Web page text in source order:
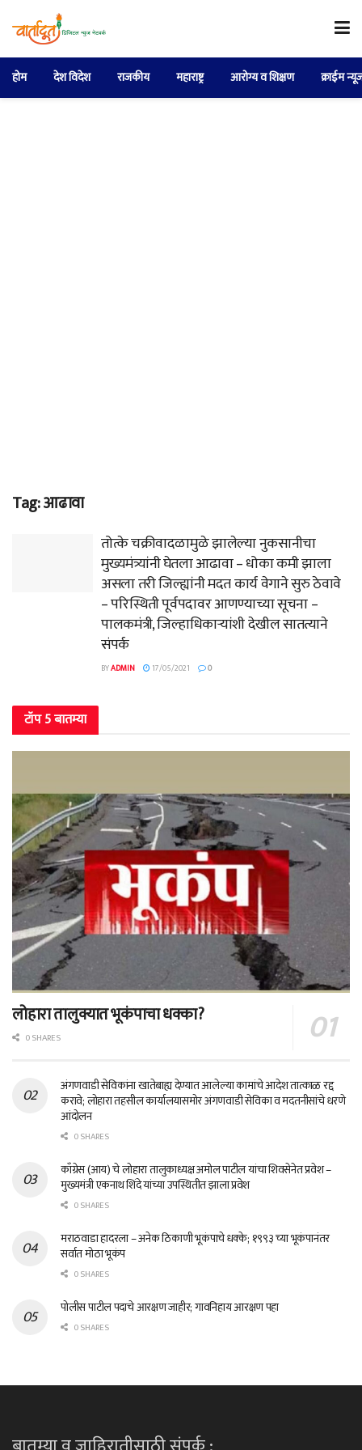
होम देश विदेश राजकीय महाराष्ट्र आरोग्य व शिक्षण क्राईम
Tag:आढावा
तोत्के चक्रीवादळामुळे झालेल्या नुकसानीचा
मुख्यमंत्र्यांनी घेतला आढावा – धोका कमी झाला
असला तरी जिल्ह्यांनी मदत कार्य वेगाने सुरु ठेवावे
– परिस्थिती पूर्वपदावर आणण्याच्या सूचना –
पालकमंत्री, जिल्हाधिकाऱ्यांशी देखील सातत्याने
संपर्क
BYADMIN 17/05/2021 0
टॉप 5 बातम्या
लोहारा तालुक्यात भूकंपाचा धक्का?
0 SHARES
अंगणवाडी सेविकांना खातेबाह्य देण्यात आलेल्या कामांचे आदेश तात्काळ रद्द
करावे; लोहारा तहसील कार्यालयासमोर अंगणवाडी सेविका व मदतनीसांचे धरणे
आंदोलन
0 SHARES
काँग्रेस (आय) चे लोहारा तालुकाध्यक्ष अमोल पाटील यांचा शिवसेनेत प्रवेश –
मुख्यमंत्री एकनाथ शिंदे यांच्या उपस्थितीत झाला प्रवेश
0 SHARES
मराठवाडा हादरला – अनेक ठिकाणी भूकंपाचे धक्के; १९९३ च्या भूकंपानंतर
सर्वात मोठा भूकंप
0 SHARES
पोलीस पाटील पदाचे आरक्षण जाहीर; गावनिहाय आरक्षण पहा
0 SHARES